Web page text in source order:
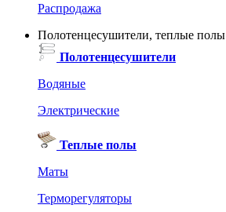
Распродажа
Полотенцесушители, теплые полы
Полотенцесушители
Водяные
Электрические
Теплые полы
Маты
Терморегуляторы